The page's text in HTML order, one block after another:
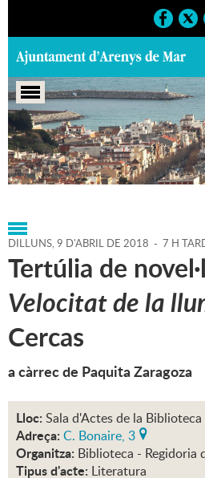
Portada > Agenda > 09-04-
2018 > Marcs > 2018 > Activitats
DILLUNS,9 D'ABRIL DE 2018 - 7 H
Tertúlia de
Velocitat de la
Cercas
a càrrec de Paquita Zaragoza
Lloc: Sala d'Actes de la Biblioteca
Adreça: C. Bonaire, 3
Organitza: Biblioteca - Regidoria
Tipus d'acte: Literatura